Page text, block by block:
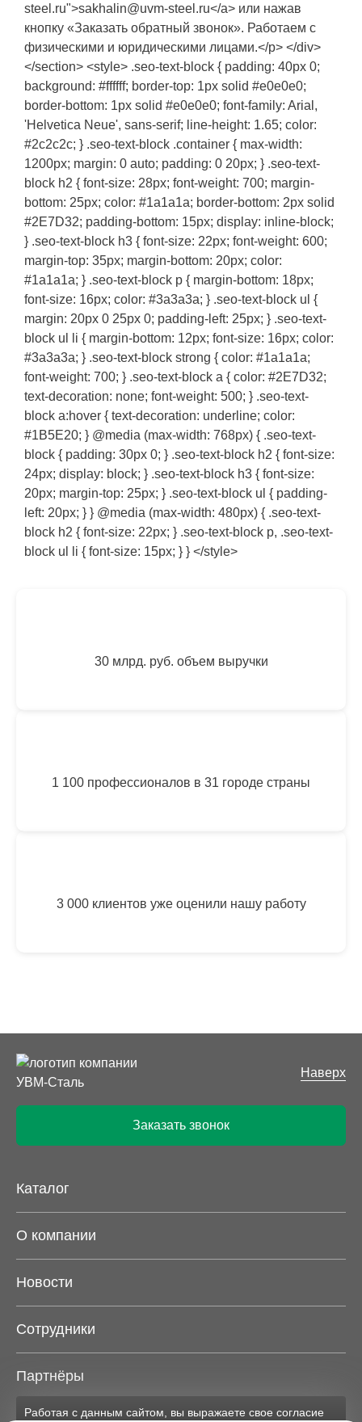
steel.ru">sakhalin@uvm-steel.ru</a> или нажав
кнопку «Заказать обратный звонок». Работаем с
физическими и юридическими лицами.</p> </div>
</section> <style> .seo-text-block { padding: 40px 0;
background: #ffffff; border-top: 1px solid #e0e0e0;
border-bottom: 1px solid #e0e0e0; font-family: Arial,
'Helvetica Neue', sans-serif; line-height: 1.65; color:
#2c2c2c; } .seo-text-block .container { max-width:
1200px; margin: 0 auto; padding: 0 20px; } .seo-text-
block h2 { font-size: 28px; font-weight: 700; margin-
bottom: 25px; color: #1a1a1a; border-bottom: 2px solid
#2E7D32; padding-bottom: 15px; display: inline-block;
} .seo-text-block h3 { font-size: 22px; font-weight: 600;
margin-top: 35px; margin-bottom: 20px; color:
#1a1a1a; } .seo-text-block p { margin-bottom: 18px;
font-size: 16px; color: #3a3a3a; } .seo-text-block ul {
margin: 20px 0 25px 0; padding-left: 25px; } .seo-text-
block ul li { margin-bottom: 12px; font-size: 16px; color:
#3a3a3a; } .seo-text-block strong { color: #1a1a1a;
font-weight: 700; } .seo-text-block a { color: #2E7D32;
text-decoration: none; font-weight: 500; } .seo-text-
block a:hover { text-decoration: underline; color:
#1B5E20; } @media (max-width: 768px) { .seo-text-
block { padding: 30px 0; } .seo-text-block h2 { font-size:
24px; display: block; } .seo-text-block h3 { font-size:
20px; margin-top: 25px; } .seo-text-block ul { padding-
left: 20px; } } @media (max-width: 480px) { .seo-text-
block h2 { font-size: 22px; } .seo-text-block p, .seo-text-
block ul li { font-size: 15px; } } </style>
30 млрд. руб. объем выручки
1 100 профессионалов в 31 городе страны
3 000 клиентов уже оценили нашу работу
Наверх
Заказать звонок
Каталог
О компании
Новости
Сотрудники
Партнёры
Работая с данным сайтом, вы выражаете свое согласие